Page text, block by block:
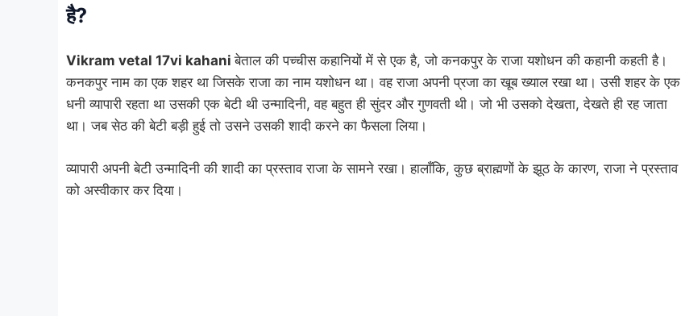
है?
Vikram vetal 17vi kahaniबेताल की पच्चीस कहानियों में से एक है, जो कनकपुर के राजा यशोधन की कहानी कहती है।
कनकपुर नाम का एक शहर था जिसके राजा का नाम यशोधन था। वह राजा अपनी प्रजा का खूब ख्याल रखा था। उसी शहर के एक
धनी व्यापारी रहता था उसकी एक बेटी थी उन्मादिनी, वह बहुत ही सुंदर और गुणवती थी। जो भी उसको देखता, देखते ही रह जाता
था। जब सेठ की बेटी बड़ी हुई तो उसने उसकी शादी करने का फैसला लिया।
व्यापारी अपनी बेटी उन्मादिनी की शादी का प्रस्ताव राजा के सामने रखा। हालाँकि, कुछ ब्राह्मणों के झूठ के कारण, राजा ने प्रस्ताव
को अस्वीकार कर दिया।